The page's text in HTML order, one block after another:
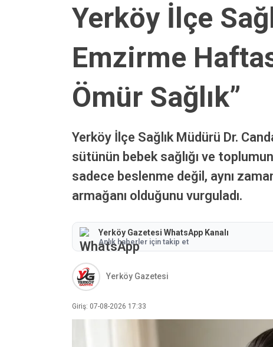
Yerköy İlçe
Emzirme
Ömür Sağlık”
Yerköy İlçe Sağlık Müdürü Dr.
sütünün bebek sağlığı ve
sadece beslenme değil, aynı
armağanı olduğunu vurguladı.
Yerköy Gazetesi WhatsApp Kanalı
Anlık haberler için takip et
Yerköy Gazetesi
Giriş: 07-08-2026 17:33